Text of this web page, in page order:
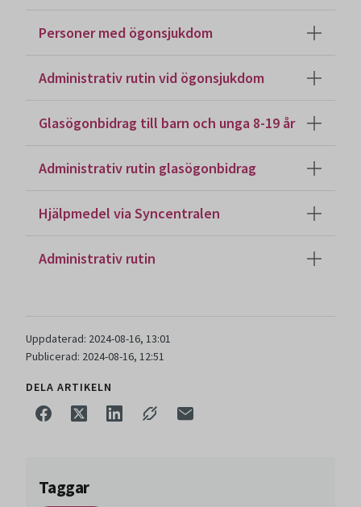
Personer med ögonsjukdom
Administrativ rutin vid ögonsjukdom
Glasögonbidrag till barn och unga 8-19 år
Administrativ rutin glasögonbidrag
Hjälpmedel via Syncentralen
Administrativ rutin
Uppdaterad: 2024-08-16, 13:01
Publicerad: 2024-08-16, 12:51
DELA ARTIKELN
Taggar